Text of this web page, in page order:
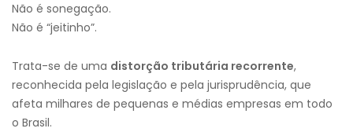
Não é sonegação.
Não é “jeitinho”.
Trata-se de uma distorção tributária recorrente,
reconhecida pela legislação e pela jurisprudência, que
afeta milhares de pequenas e médias empresas em todo
o Brasil.